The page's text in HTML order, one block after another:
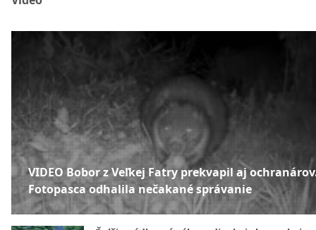
VIDEO Bobor z Veľkej Fatry prekvapil aj
Fotopasca odhalila nečakané správanie